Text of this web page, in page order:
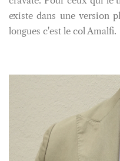
existe dans une version
longues c'est le col Amalfi.